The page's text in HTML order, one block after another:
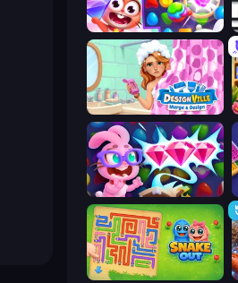
Skydom
Designville: Merge & Design
Skydom: Reforged
Snake Out: Maze Escape